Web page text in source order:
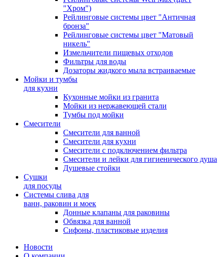
"Хром")
Рейлинговые системы цвет "Античная
бронза"
Рейлинговые системы цвет "Матовый
никель"
Измельчители пищевых отходов
Фильтры для воды
Дозаторы жидкого мыла встраиваемые
Мойки и тумбы
для кухни
Кухонные мойки из гранита
Мойки из нержавеющей стали
Тумбы под мойки
Смесители
Смесители для ванной
Смесители для кухни
Смесители с подключением фильтра
Cмесители и лейки для гигиенического душа
Душевые стойки
Сушки
для посуды
Системы слива для
ванн, раковин и моек
Донные клапаны для раковины
Обвязка для ванной
Сифоны, пластиковые изделия
Новости